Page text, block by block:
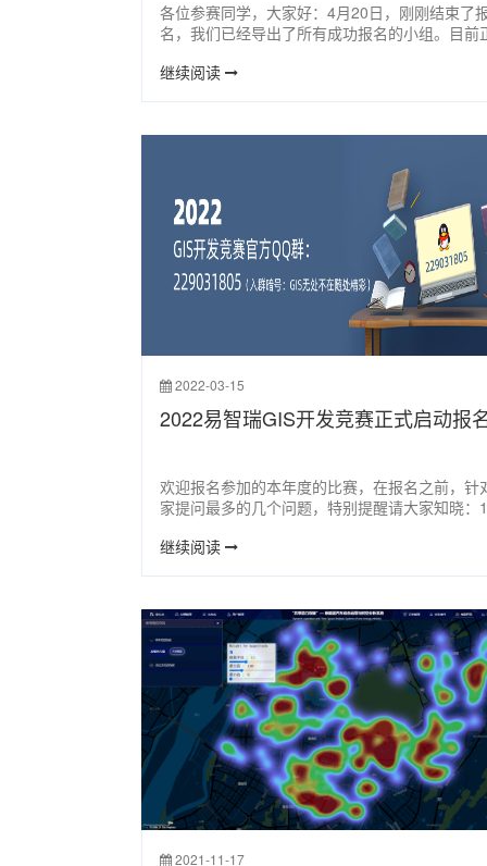
各位参赛同学，大家好：4月20日，刚刚结束了
名，我们已经导出了所有成功报名的小组。目前
由于今年参赛队伍再创新高，因此制作所有账号
继续阅读
2022-03-15
2022易智瑞GIS开发竞赛正式启动报
欢迎报名参加的本年度的比赛，在报名之前，针
家提问最多的几个问题，特别提醒请大家知晓：
都需要在网站上注册（2021年注册过的老师同
继续阅读
2021-11-17